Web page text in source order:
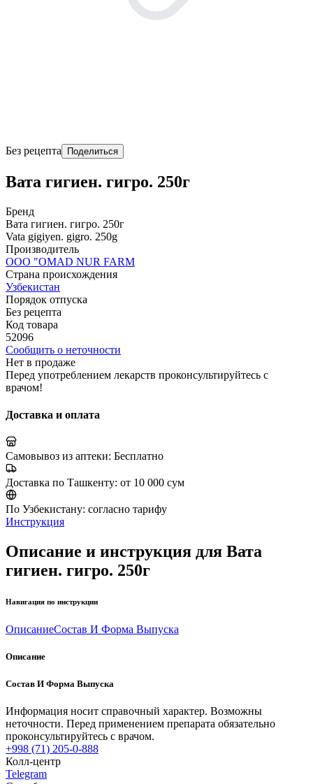
Без рецепта Поделиться
Вата гигиен. гигро. 250г
Бренд
Вата гигиен. гигро. 250г
Vata gigiyen. gigro. 250g
Производитель
OOO "OMAD NUR FARM
Страна происхождения
Узбекистан
Порядок отпуска
Без рецепта
Код товара
52096
Сообщить о неточности
Нет в продаже
Перед употреблением лекарств проконсультируйтесь с
врачом!
Доставка и оплата
Самовывоз из аптеки: Бесплатно
Доставка по Ташкенту: от 10 000 сум
По Узбекистану: согласно тарифу
Инструкция
Описание и инструкция для Вата
гигиен. гигро. 250г
Навигация по инструкции
ОписаниеСостав И Форма Выпуска
Описание
Состав И Форма Выпуска
Информация носит справочный характер. Возможны
неточности. Перед применением препарата обязательно
проконсультируйтесь с врачом.
+998 (71) 205-0-888
Колл-центр
Telegram